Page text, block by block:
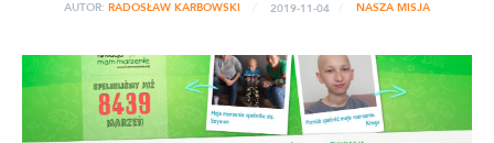
AUTOR: RADOSŁAW KARBOWSKI 2019-11-04 NASZA MISJA